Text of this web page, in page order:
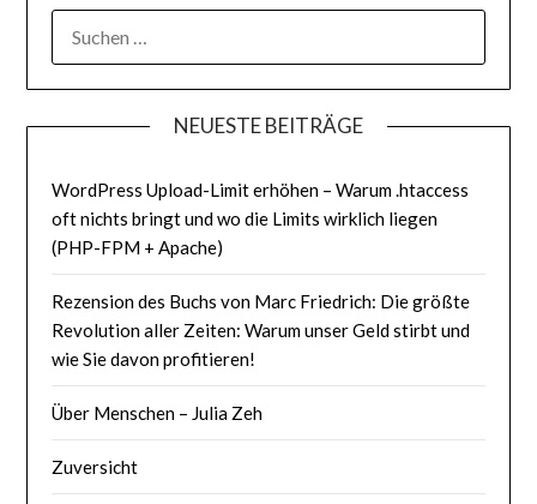
NEUESTE BEITRÄGE
WordPress Upload-Limit erhöhen – Warum .htaccess
oft nichts bringt und wo die Limits wirklich liegen
(PHP-FPM + Apache)
Rezension des Buchs von Marc Friedrich: Die größte
Revolution aller Zeiten: Warum unser Geld stirbt und
wie Sie davon profitieren!
Über Menschen – Julia Zeh
Zuversicht